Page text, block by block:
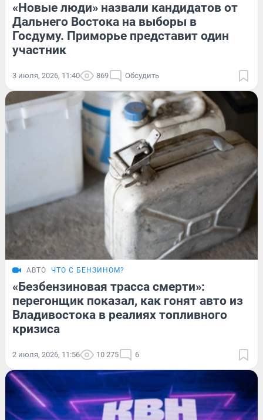
«Новые люди» назвали кандидатов от
Дальнего Востока на выборы в
Госдуму. Приморье представит один
участник
3 июля, 2026, 11:40 869 Обсудить
АВТО ЧТО С БЕНЗИНОМ?
«Безбензиновая трасса смерти»:
перегонщик показал, как гонят авто из
Владивостока в реалиях топливного
кризиса
2 июля, 2026, 11:56 10 275 6